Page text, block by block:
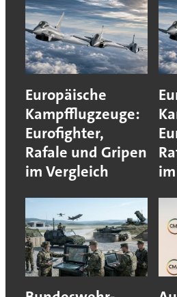
Europäische
Kampfflugzeuge:
Eurofighter,
Rafale und Gripen
im Vergleich